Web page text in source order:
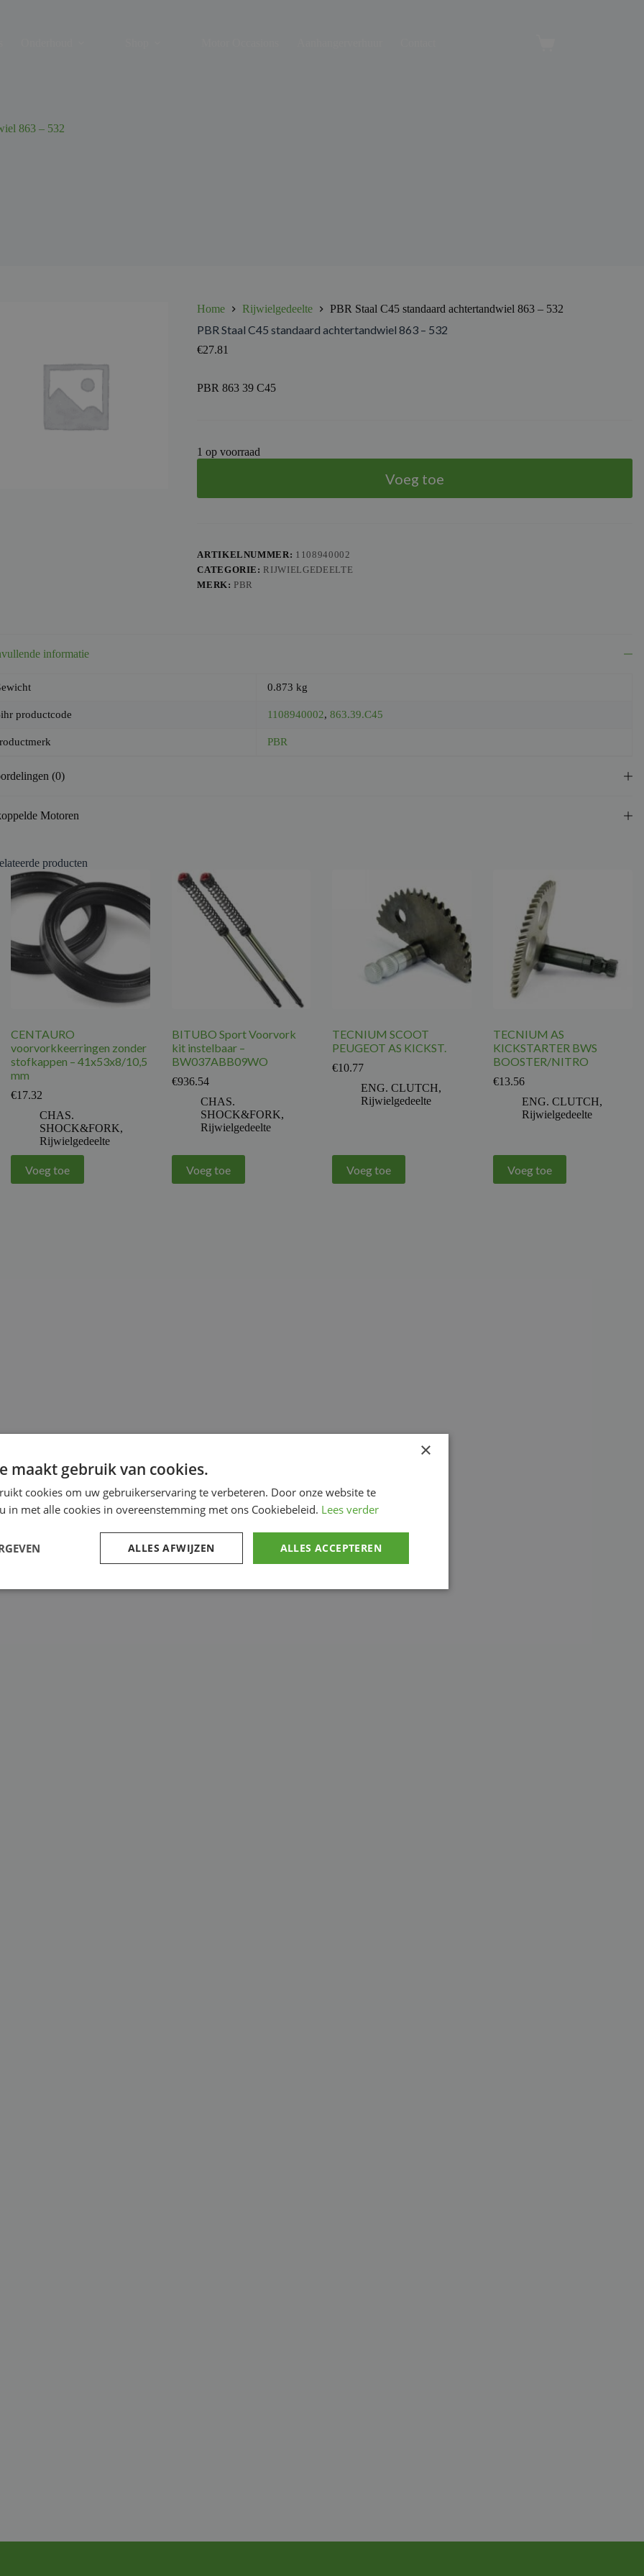
863 – 532
Home Rijwielgedeelte PBR Staal C45 standaard achtertandwiel 863 – 532
PBR Staal C45 standaard achtertandwiel 863 – 532
€27.81
PBR 863 39 C45
1 op voorraad
Voeg toe
ARTIKELNUMMER: 1108940002
CATEGORIE: RIJWIELGEDEELTE
MERK: PBR
informatie
0.873 kg
productcode 1108940002, 863.39.C45
PBR
(0)
Motoren
producten
CENTAURO
voorvorkkeerringen zonder
stofkappen – 41x53x8/10,5
mm
€17.32
CHAS.
SHOCK&FORK,
Rijwielgedeelte
Voeg toe
BITUBO Sport Voorvork
kit instelbaar –
BW037ABB09WO
€936.54
CHAS.
SHOCK&FORK,
Rijwielgedeelte
Voeg toe
TECNIUM SCOOT
PEUGEOT AS KICKST.
€10.77
ENG. CLUTCH,
Rijwielgedeelte
Voeg toe
TECNIUM AS
KICKSTARTER BWS
BOOSTER/NITRO
€13.56
ENG. CLUTCH,
Rijwielgedeelte
Voeg toe
×
maakt gebruik van cookies.
cookies om uw gebruikerservaring te verbeteren. Door onze website te
in met alle cookies in overeenstemming met ons Cookiebeleid. Lees verder
ALLES ACCEPTEREN
ALLES AFWIJZEN